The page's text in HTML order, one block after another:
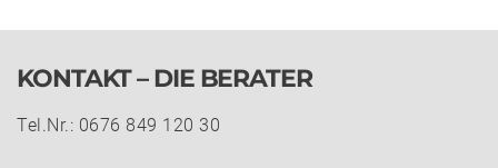
KONTAKT – DIE BERATER
Tel.Nr.: 0676 849 120 30